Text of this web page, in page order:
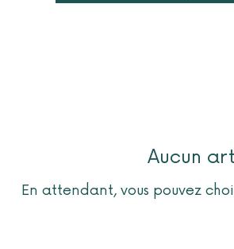
Aucun
En attendant, vous pouvez